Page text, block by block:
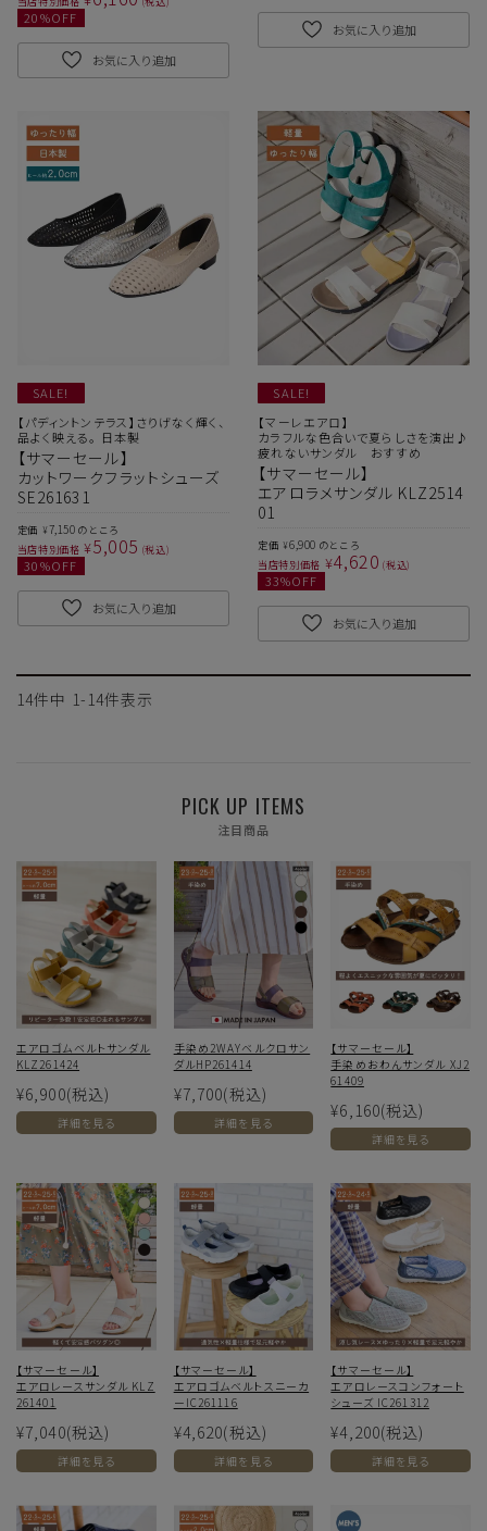
20%OFF
お気に入り追加
お気に入り追加
SALE!
【パディントンテラス】さりげなく輝く、
品よく映える。 日本製
【サマーセール】
カットワークフラットシューズ
SE261631
定価 ¥7,150 のところ
当店特別価格 ¥5,005 税込
30%OFF
お気に入り追加
SALE!
【マーレエアロ】
カラフルな色合いで夏らしさを演出♪
疲れないサンダル おすすめ
【サマーセール】
エアロラメサンダル KLZ2514
01
定価 ¥6,900 のところ
当店特別価格 ¥4,620 税込
33%OFF
お気に入り追加
14件中 1- 14件表示
PICK UP ITEMS
注目商品
エアロゴムベルトサンダル
KLZ261424
¥6,900(税込)
詳細を見る
手染め2WAYベルクロサン
ダルHP261414
¥7,700(税込)
詳細を見る
【サマーセール】
手染めおわんサンダル XJ2
61409
¥6,160(税込)
詳細を見る
【サマーセール】
エアロレースサンダル KLZ
261401
¥7,040(税込)
詳細を見る
【サマーセール】
エアロゴムベルトスニーカ
ーIC261116
¥4,620(税込)
詳細を見る
【サマーセール】
エアロレースコンフォート
シューズ IC261312
¥4,200(税込)
詳細を見る